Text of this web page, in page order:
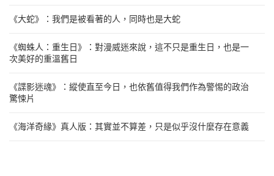
《大蛇》：我們是被看著的人，同時也是大蛇
《蜘蛛人：重生日》：對漫威迷來說，這不只是重生日，也是一
次美好的重溫舊日
《諜影迷魂》：縱使直至今日，也依舊值得我們作為警惕的政治
驚悚片
《海洋奇緣》真人版：其實並不算差，只是似乎沒什麼存在意義